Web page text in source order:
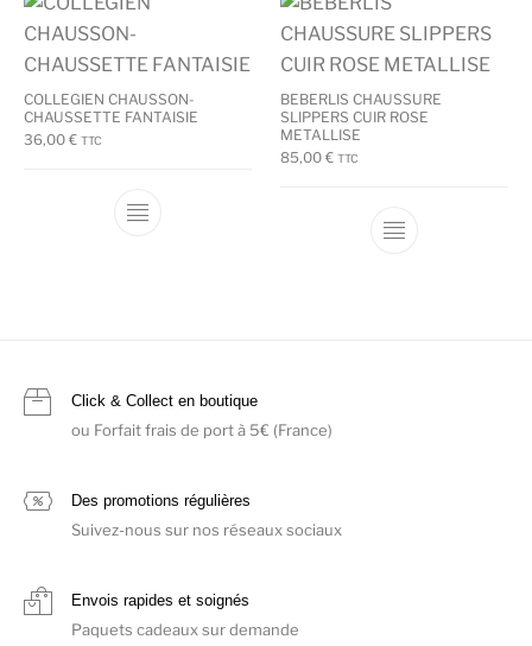
COLLEGIEN CHAUSSON-
CHAUSSETTE FANTAISIE
36,00€ TTC
Ce produit a plusieurs variations. Les
BEBERLIS CHAUSSURE
SLIPPERS CUIR ROSE
METALLISE
85,00 € TTC
Ce produit a
Click & Collect en boutique
ou Forfait frais de port à 5€ (France)
Des promotions régulières
Suivez-nous sur nos réseaux sociaux
Envois rapides et soignés
Paquets cadeaux sur demande